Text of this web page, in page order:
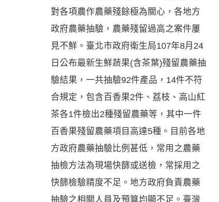
對各項農作農藥殘餘極為關心，各地方
政府農藥抽驗，農藥殘留過高之案件屢
見不鮮。臺北市政府衛生局107年8月24
日公布最新生鮮蔬果(含茶葉)殘留農藥抽
驗結果，一共抽驗92件產品，14件不符
合規定，包含百香果2件、荔枝、高山紅
茶各1件檢出2種殘留農藥等，其中一件
百香果殘留農藥項目高達5種。目前各地
方政府農藥抽驗比例甚低，常用之農藥
抽檢方法為現場快篩或送檢，常採用之
快篩檢驗精度不足。地方政府負責農藥
抽驗之相關人員及預算均顯不足。臺灣